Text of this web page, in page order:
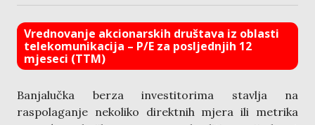
Vrednovanje akcionarskih društava iz oblasti
telekomunikacija – P/E za posljednjih 12
mjeseci (TTM)
Banjalučka berza investitorima stavlja na
raspolaganje nekoliko direktnih mjera ili metrika